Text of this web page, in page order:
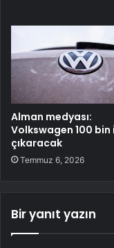
Alman medyası:
Volkswagen 100 bin
çıkaracak
Temmuz 6, 2026
Bir yanıt yazın